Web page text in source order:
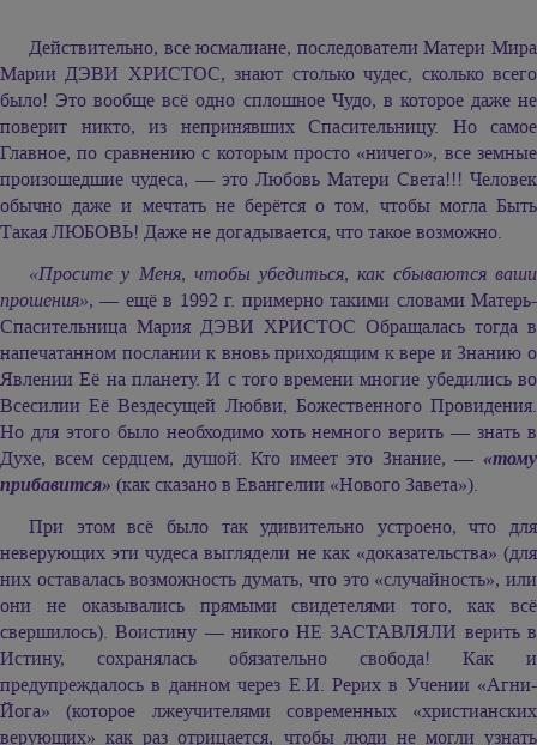
Действительно, все юсмалиане, последователи Матери Мира
Марии ДЭВИ ХРИСТОС, знают столько чудес, сколько всего
было! Это вообще всё одно сплошное Чудо, в которое даже не
поверит никто, из непринявших Спасительницу. Но самое
Главное, по сравнению с которым просто «ничего», все земные
произошедшие чудеса, — это Любовь Матери Света!!! Человек
обычно даже и мечтать не берётся о том, чтобы могла Быть
Такая ЛЮБОВЬ! Даже не догадывается, что такое возможно.
«Просите у Меня, чтобы убедиться, как сбываются ваши
прошения», — ещё в 1992 г. примерно такими словами Матерь-
Спасительница Мария ДЭВИ ХРИСТОС Обращалась тогда в
напечатанном послании к вновь приходящим к вере и Знанию о
Явлении Её на планету. И с того времени многие убедились во
Всесилии Её Вездесущей Любви, Божественного Провидения.
Но для этого было необходимо хоть немного верить — знать в
Духе, всем сердцем, душой. Кто имеет это Знание, — «тому
прибавится» (как сказано в Евангелии «Нового Завета»).
При этом всё было так удивительно устроено, что для
неверующих эти чудеса выглядели не как «доказательства» (для
них оставалась возможность думать, что это «случайность», или
они не оказывались прямыми свидетелями того, как всё
свершилось). Воистину — никого НЕ ЗАСТАВЛЯЛИ верить в
Истину, сохранялась обязательно свобода! Как и
предупреждалось в данном через Е.И. Рерих в Учении «Агни-
Йога» (которое лжеучителями современных «христианских
верующих» как раз отрицается, чтобы люди не могли узнать